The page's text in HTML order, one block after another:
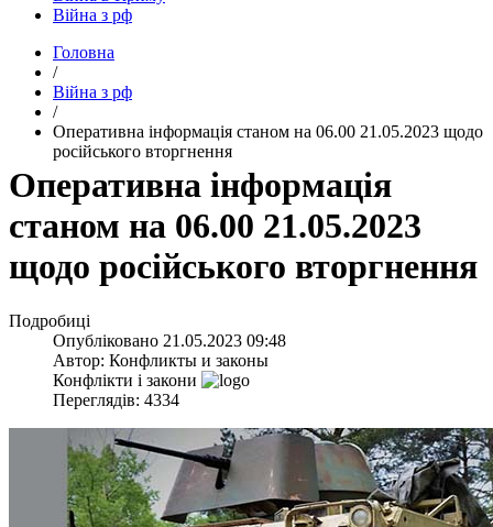
Війна з рф
Головна
/
Війна з рф
/
​Оперативна інформація станом на 06.00 21.05.2023 щодо
російського вторгнення
​Оперативна інформація
станом на 06.00 21.05.2023
щодо російського вторгнення
Подробиці
Опубліковано 21.05.2023 09:48
Автор: Конфликты и законы
Конфлікти і закони
Переглядів: 4334